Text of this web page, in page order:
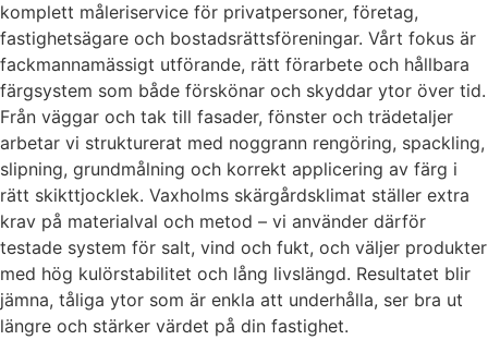
komplett måleriservice för privatpersoner, företag,
fastighetsägare och bostadsrättsföreningar. Vårt fokus är
fackmannamässigt utförande, rätt förarbete och hållbara
färgsystem som både förskönar och skyddar ytor över tid.
Från väggar och tak till fasader, fönster och trädetaljer
arbetar vi strukturerat med noggrann rengöring, spackling,
slipning, grundmålning och korrekt applicering av färg i
rätt skikttjocklek. Vaxholms skärgårdsklimat ställer extra
krav på materialval och metod – vi använder därför
testade system för salt, vind och fukt, och väljer produkter
med hög kulörstabilitet och lång livslängd. Resultatet blir
jämna, tåliga ytor som är enkla att underhålla, ser bra ut
längre och stärker värdet på din fastighet.